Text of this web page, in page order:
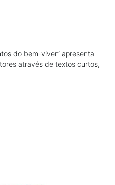
do bem-viver” apresenta
através de textos curtos,